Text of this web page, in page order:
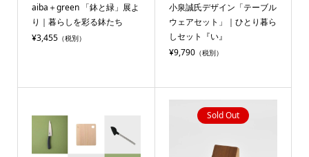
aiba＋green 「鉢と緑」展よ
り｜暮らしを彩る鉢たち
¥3,455（税別）
小泉誠氏デザイン「テーブル
ウェアセット」｜ひとり暮ら
しセット『い』
¥9,790（税別）
Sold Out